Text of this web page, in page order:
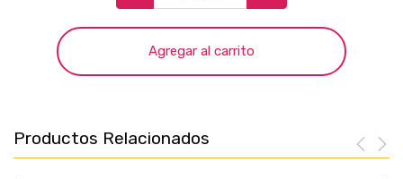
Agregar al carrito
Productos Relacionados